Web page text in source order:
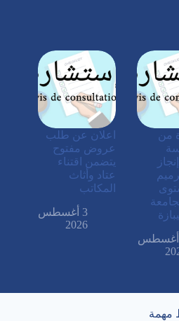
من
5 أغسطس
اعلان عن طلب
عروض مفتوح
يتضمن اقتناء
عتاد وأثاث
المكاتب
3 أغسطس
2026
مهمة